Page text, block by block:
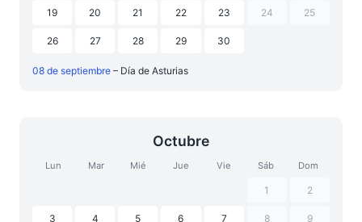
19 20 21 22 23 24 25
26 27 28 29 30
08 de septiembre – Día de Asturias
Octubre
Lun Mar Mié Jue Vie Sáb Dom
1 2
3 4 5 6 7 8 9